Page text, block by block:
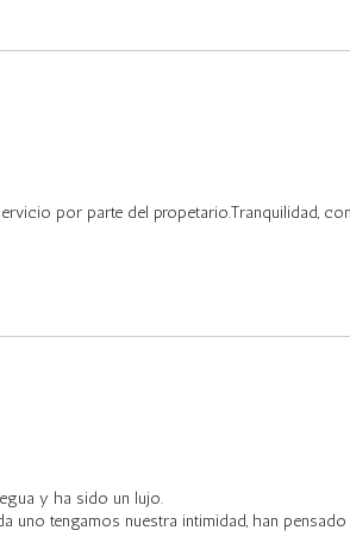
por parte del propetario.Tranquilidad,
y ha sido un lujo.
uno tengamos nuestra intimidad, han